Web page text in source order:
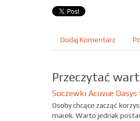
Dodaj Komentarz
Przeczytać
Soczewki Acuvue
Osoby chcące zacząć
marek. Warto jednak